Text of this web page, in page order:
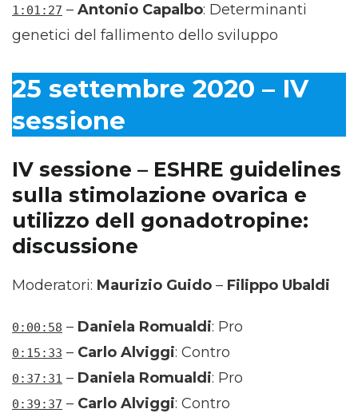
1:01:27 – Antonio Capalbo: Determinanti
genetici del fallimento dello sviluppo
25 settembre 2020 – IV
sessione
IV sessione – ESHRE guidelines
sulla stimolazione ovarica e
utilizzo dell gonadotropine:
discussione
Moderatori: Maurizio Guido – Filippo Ubaldi
0:00:58 – Daniela Romualdi: Pro
0:15:33 – Carlo Alviggi: Contro
0:37:31 – Daniela Romualdi: Pro
0:39:37 – Carlo Alviggi: Contro